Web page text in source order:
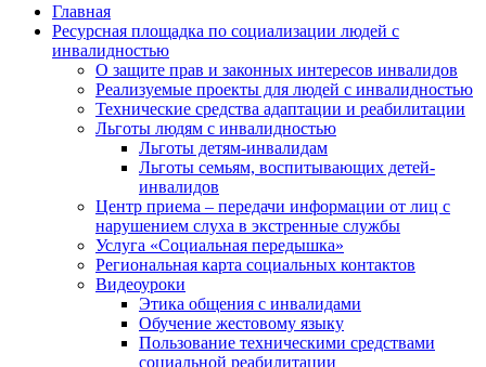
Главная
Ресурсная площадка по социализации людей с
инвалидностью
О защите прав и законных интересов инвалидов
Реализуемые проекты для людей с инвалидностью
Технические средства адаптации и реабилитации
Льготы людям с инвалидностью
Льготы детям-инвалидам
Льготы семьям, воспитывающих детей-
инвалидов
Центр приема – передачи информации от лиц с
нарушением слуха в экстренные службы
Услуга «Социальная передышка»
Региональная карта социальных контактов
Видеоуроки
Этика общения с инвалидами
Обучение жестовому языку
Пользование техническими средствами
социальной реабилитации